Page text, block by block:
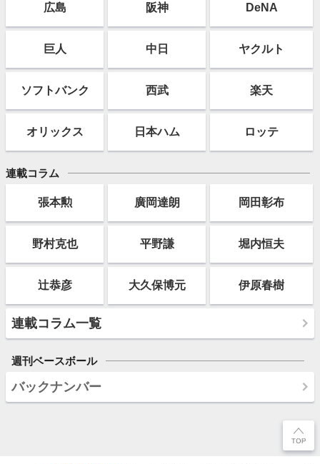
広島 阪神 DeNA
巨人 中日 ヤクルト
ソフトバンク 西武 楽天
オリックス 日本ハム ロッテ
連載コラム
張本勲 廣岡達朗 岡田彰布
野村克也 平野謙 堀内恒夫
辻恭彦 大久保博元 伊原春樹
連載コラム一覧
週刊ベースボール
バックナンバー